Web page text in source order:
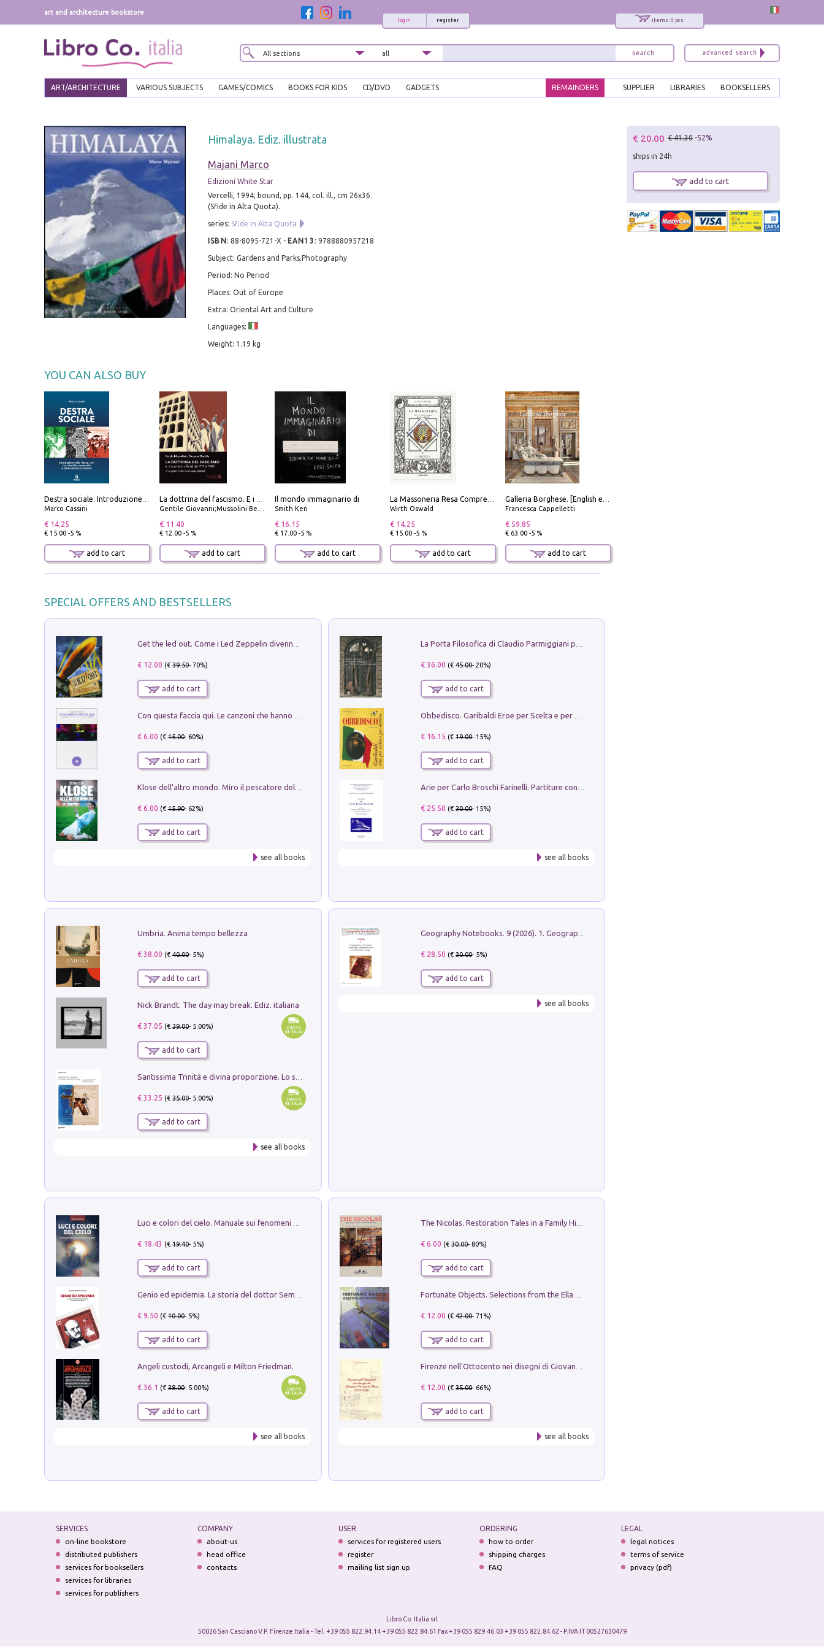
art and architecture bookstore
items: 0 pcs.
register
login
ART/ARCHITECTURE VARIOUS SUBJECTS GAMES/COMICS BOOKS FOR KIDS CD/DVD GADGETS BOOKSELLERS
LIBRARIES
SUPPLIER
REMAINDERS
Himalaya. Ediz. illustrata
Majani Marco
Edizioni White Star
Vercelli, 1994; bound, pp. 144, col. ill., cm 26x36.
(Sfide in Alta Quota).
series: Sfide in Alta Quota
ISBN : 88-8095-721-X - EAN13 : 9788880957218
Subject: Gardens and Parks,Photography
Period: No Period
Places: Out of Europe
Extra: Oriental Art and Culture
Languages:
Weight: 1.19 kg
YOU CAN ALSO BUY
Marco Cassini
€ 14.25
€ 15.00 -5 %
add to cart
Gentile Giovanni;Mussolini Benito
€ 11.40
€ 12.00 -5 %
add to cart
Il mondo immaginario di
Smith Keri
€ 16.15
€ 17.00 -5 %
add to cart
Wirth Oswald
€ 14.25
€ 15.00 -5 %
add to cart
Francesca Cappelletti
€ 59.85
€ 63.00 -5 %
add to cart
SPECIAL OFFERS AND BESTSELLERS
€ 12.00 (€39.50- 70%)
add to cart
€ 6.00 (€15.00- 60%)
add to cart
Klose dell'altro mondo. Miro il pescatore del goal
€ 6.00 (€15.90- 62%)
add to cart
see all books
€ 36.00 (€45.00- 20%)
add to cart
€ 16.15 (€19.00- 15%)
add to cart
€ 25.50 (€30.00- 15%)
add to cart
see all books
Umbria. Anima tempo bellezza
€ 38.00 (€40.00- 5%)
add to cart
Nick Brandt. The day may break. Ediz. italiana
€ 37.05 (€39.00- 5.00%)
add to cart
€ 33.25 (€35.00- 5.00%)
add to cart
see all books
€ 28.50 (€30.00- 5%)
add to cart
see all books
€ 18.43 (€19.40- 5%)
add to cart
€ 9.50 (€10.00- 5%)
add to cart
Angeli custodi, Arcangeli e Milton Friedman.
€ 36.1 (€38.00- 5.00%)
add to cart
see all books
€ 6.00 (€30.00- 80%)
add to cart
€ 12.00 (€42.00- 71%)
add to cart
€ 12.00 (€35.00- 66%)
add to cart
see all books
€ 20.00 € 41.30 -52%
ships in 24h
add to cart
SERVICES
on-line bookstore
distributed publishers
services for booksellers
services for libraries
services for publishers
COMPANY
about-us
head office
contacts
USER
services for registered users
register
mailing list sign up
ORDERING
how to order
shipping charges
FAQ
LEGAL
legal notices
terms of service
privacy (pdf)
Libro Co. Italia srl
50026 San Casciano V.P. Firenze Italia - Tel. +39 055 822.94.14 +39 055 822.84.61 Fax +39 055 829.46.03 +39 055 822.84.62 - P.IVA IT 00527630479
x
Interessato ai nostri libri?
Sarai informato delle nostre novità, potrai
comunque cancellarti quando desideri.
modulo di iscrizione